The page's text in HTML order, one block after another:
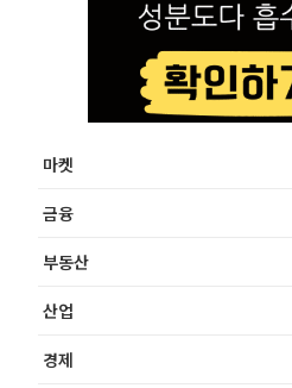
마켓
금융
부동산
산업
경제